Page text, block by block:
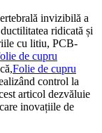
invizibilă a
ridicată și
cu litiu, PCB-
de cupru
Folie de cupru
control la
articol dezvăluie
inovațiile de